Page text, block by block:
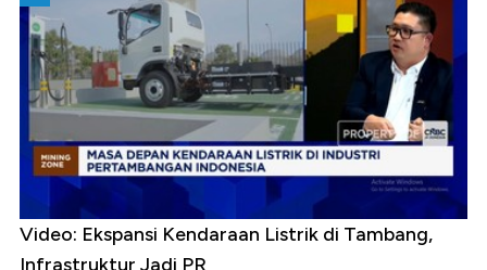
Video: Ekspansi Kendaraan Listrik di Tambang,
Infrastruktur Jadi PR